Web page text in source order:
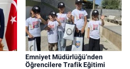
Emniyet Müdürlüğü’nden
Öğrencilere Trafik Eğitimi